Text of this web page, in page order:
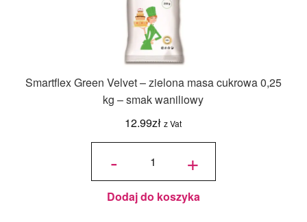
Smartflex Green Velvet – zielona masa cukrowa 0,25
kg – smak waniliowy
12.99zł z Vat
-
ilość
Velvet –
zielona
cukrowa
0,25 kg –
waniliowy
+
Dodaj do koszyka